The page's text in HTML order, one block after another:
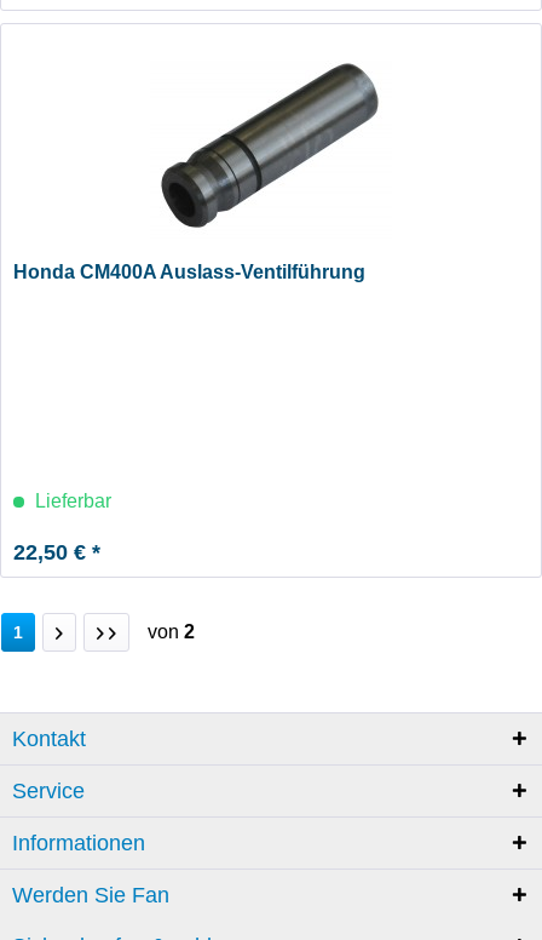
Honda CM400A Auslass-Ventilführung
Lieferbar
22,50 € *
1 von 2
Kontakt
Service
Informationen
Werden Sie Fan